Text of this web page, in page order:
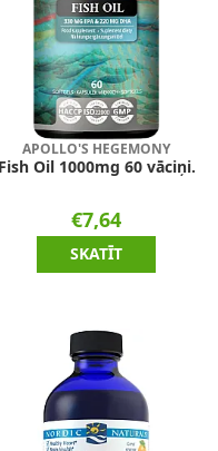
APOLLO'S HEGEMONY
Fish Oil 1000mg 60 vāciņi.
€7,64
SKATĪT